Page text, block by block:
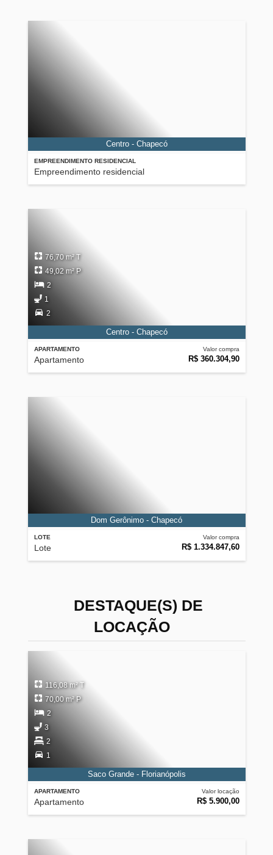
EMPREENDIMENTO RESIDENCIAL
Empreendimento residencial
Centro - Chapecó
APARTAMENTO
Apartamento
Valor compra
R$ 360.304,90
76,70 m² T
49,02 m² P
2
1
2
Centro - Chapecó
LOTE
Lote
Valor compra
R$ 1.334.847,60
Dom Gerônimo - Chapecó
DESTAQUE(S) DE
LOCAÇÃO
APARTAMENTO
Apartamento
Valor locação
R$ 5.900,00
116,08 m² T
70,00 m² P
2
3
2
1
Saco Grande - Florianópolis